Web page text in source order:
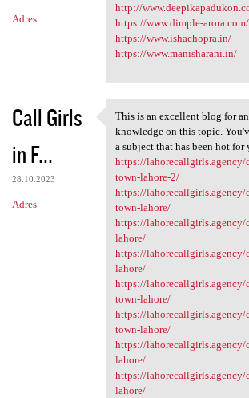
Adres
http://
https://www.dimple-arora.com/
https://www.ishachopra.in/
https://www.manisharani.in/
Call Girls
in F...
28.10.2023
Adres
This is an excellent
This is an excellent blog for
knowledge on this topic.
a subject that has been hot for
https://
town-lahore-2/
https://
town-lahore/
https://
lahore/
https://
lahore/
https://
town-lahore/
https://
town-lahore/
https://
lahore/
https://
lahore/